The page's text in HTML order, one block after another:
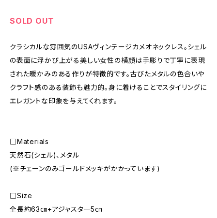
SOLD OUT
クラシカルな雰囲気のUSAヴィンテージカメオネックレス。シェル
の表面に浮かび上がる美しい女性の横顔は手彫りで丁寧に表現
された暖かみのある作りが特徴的です。古びたメタルの色合いや
クラフト感のある装飾も魅力的。身に着けることでスタイリングに
エレガントな印象を与えてくれます。
□Materials
天然石(シェル)、メタル
(※チェーンのみゴールドメッキがかかっています)
□Size
全長約63㎝+アジャスター5㎝